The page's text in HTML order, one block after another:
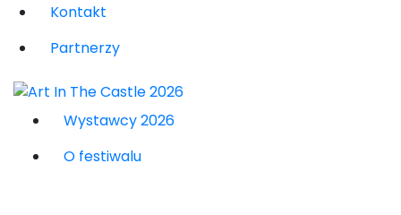
Kontakt
Partnerzy
Wystawcy 2026
O festiwalu